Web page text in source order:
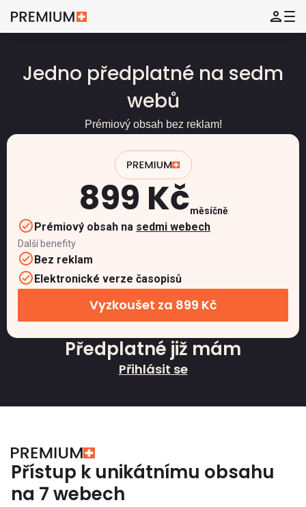
Jedno předplatné na sedm
webů
Prémiový obsah bez reklam!
899 Kčměsíčně
Prémiový obsah na sedmi webech
Další benefity
Bez reklam
Elektronické verze časopisů
Vyzkoušet za 899 Kč
Předplatné již mám
Přihlásit se
Přístup k unikátnímu obsahu
na 7 webech